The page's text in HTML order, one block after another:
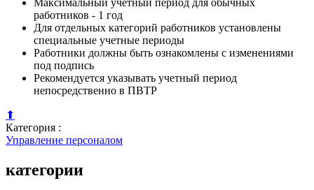
Максимальный учетный период для обычных
работников - 1 год
Для отдельных категорий работников установлены
специальные учетные периоды
Работники должны быть ознакомлены с изменениями
под подпись
Рекомендуется указывать учетный период
непосредственно в ПВТР
⬆
Категория :
Управление персоналом
категории